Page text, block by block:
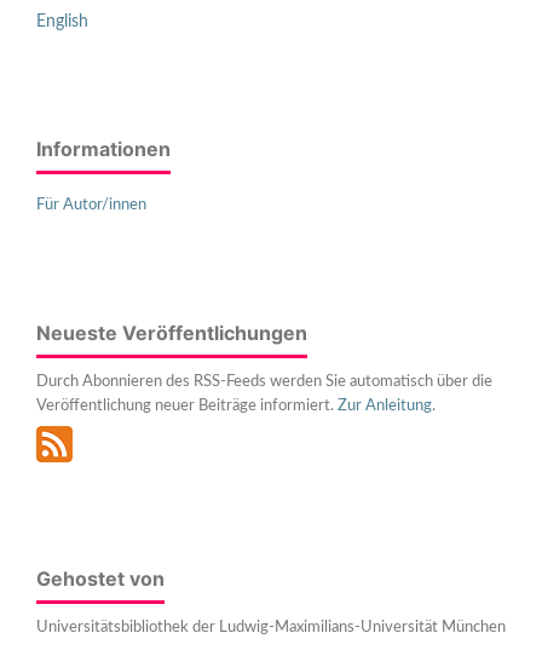
English
Informationen
Für Autor/innen
Neueste Veröffentlichungen
Durch Abonnieren des RSS-Feeds werden Sie automatisch über die
Veröffentlichung neuer Beiträge informiert. Zur Anleitung.
Gehostet von
Universitätsbibliothek der Ludwig-Maximilians-Universität München